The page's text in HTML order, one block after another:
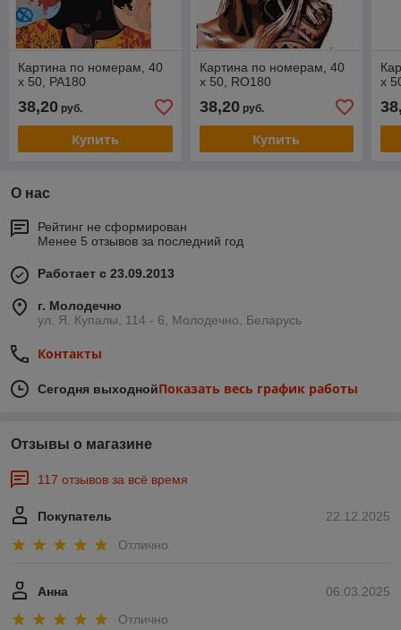
Картина по номерам, 40
x 50, PA180
38,20 руб.
Купить
Картина по номерам, 40
x 50, RO180
38,20руб.
Купить
x
О нас
Рейтинг не сформирован
Менее 5 отзывов за последний год
Работает с 23.09.2013
г. Молодечно
ул. Я. Купалы, 114 - 6, Молодечно, Беларусь
Контакты
Сегодня выходнойПоказать весь график работы
Отзывы о магазине
117 отзывов за всё время
22.12.2025
Покупатель
Отлично
06.03.2025
Анна
Отлично